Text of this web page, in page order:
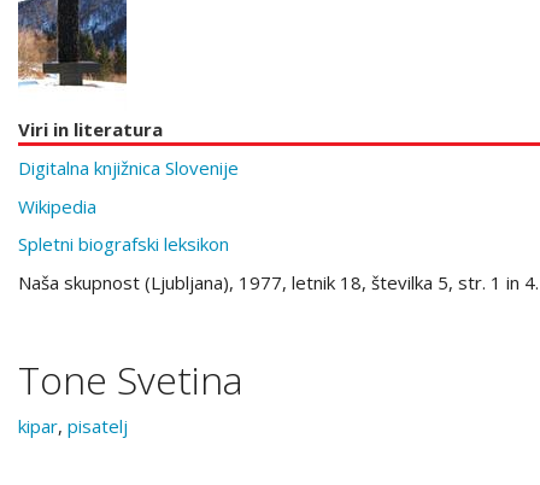
Viri in literatura
Digitalna knjižnica Slovenije
Wikipedia
Spletni biografski leksikon
Naša skupnost (Ljubljana), 1977, letnik 18, številka 5, str. 1 in 4.
Tone Svetina
kipar, pisatelj